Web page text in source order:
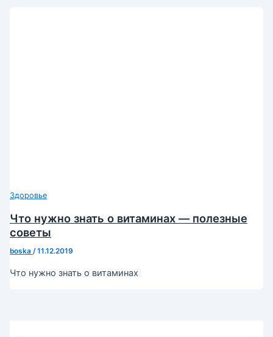
Здоровье
Что нужно знать о витаминах — полезные
советы
boska /11.12.2019
Что нужно знать о витаминах